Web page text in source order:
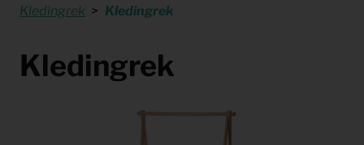
Kledingrek
Kledingrek
Kledingrek